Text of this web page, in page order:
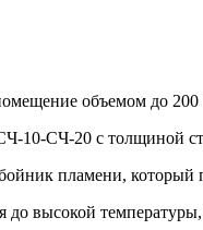
объемом до 200
10-СЧ-20 с толщиной
пламени,
до высокой